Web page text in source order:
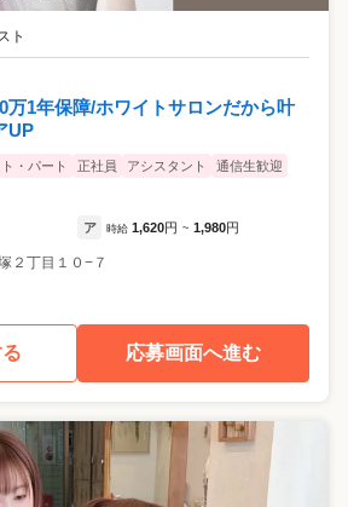
ト
1年保障/ホワイトサロンだから叶
UP
・パート 正社員 アシスタント
通信生歓迎
ア 時給 1,620円 ~ 1,980円
２丁目１０−７
応募画面へ進む